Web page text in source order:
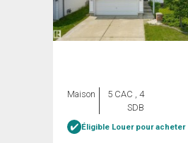
Maison
5 CAC , 4
SDB
Éligible Louer pour acheter